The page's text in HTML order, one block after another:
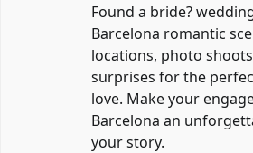
Found a bride?
Barcelona romantic
locations, photo
surprises for the
love. Make your
Barcelona an
your story.